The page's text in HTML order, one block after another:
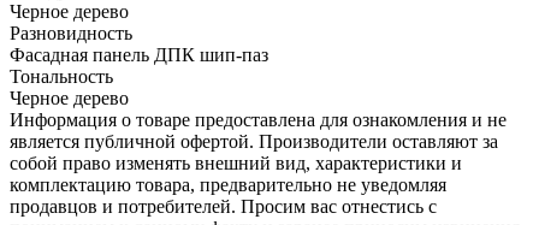
Черное дерево
Разновидность
Фасадная панель ДПК шип-паз
Тональность
Черное дерево
Информация о товаре предоставлена для ознакомления и не
является публичной офертой. Производители оставляют за
собой право изменять внешний вид, характеристики и
комплектацию товара, предварительно не уведомляя
продавцов и потребителей. Просим вас отнестись с